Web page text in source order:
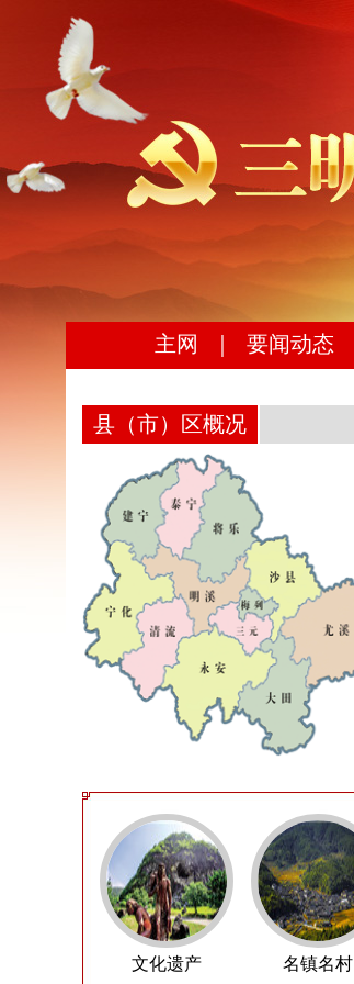
主网 要闻动态
县（市）区概况
文化遗产 名镇名村